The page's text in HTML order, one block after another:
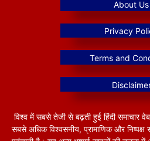
विश्व में सबसे तेजी से बढ़ती हुई हिंदी समाचार
सबसे अधिक विश्वसनीय, प्रामाणिक और निष्पक्ष